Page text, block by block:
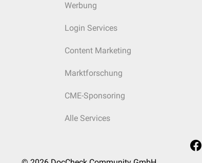
Werbung
Login Services
Content Marketing
Marktforschung
CME-Sponsoring
Alle Services